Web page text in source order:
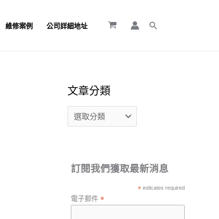
維修案例 公司詳細地址
搜
文章分類
章
訂閱我們獲取最新消息
*indicates required
電子郵件*